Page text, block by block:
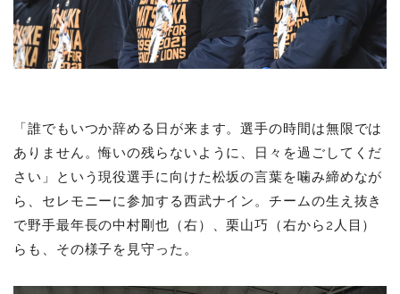
「誰でもいつか辞める日が来ます。選手の時間は無限では
ありません。悔いの残らないように、日々を過ごしてくだ
さい」という現役選手に向けた松坂の言葉を噛み締めなが
ら、セレモニーに参加する西武ナイン。チームの生え抜き
で野手最年長の中村剛也（右）、栗山巧（右から2人目）
らも、その様子を 見守った。